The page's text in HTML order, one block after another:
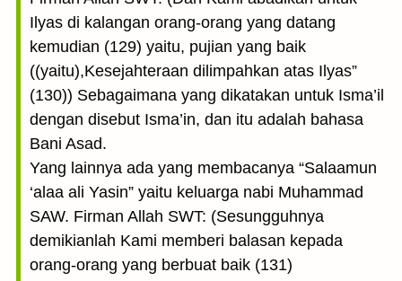
Ilyas di kalangan orang-orang yang datang
kemudian (129) yaitu, pujian yang baik
((yaitu),Kesejahteraan dilimpahkan atas Ilyas”
(130)) Sebagaimana yang dikatakan untuk Isma’il
dengan disebut Isma’in, dan itu adalah bahasa
Bani Asad.
Yang lainnya ada yang membacanya “Salaamun
‘alaa ali Yasin” yaitu keluarga nabi Muhammad
SAW. Firman Allah SWT: (Sesungguhnya
demikianlah Kami memberi balasan kepada
orang-orang yang berbuat baik (131)